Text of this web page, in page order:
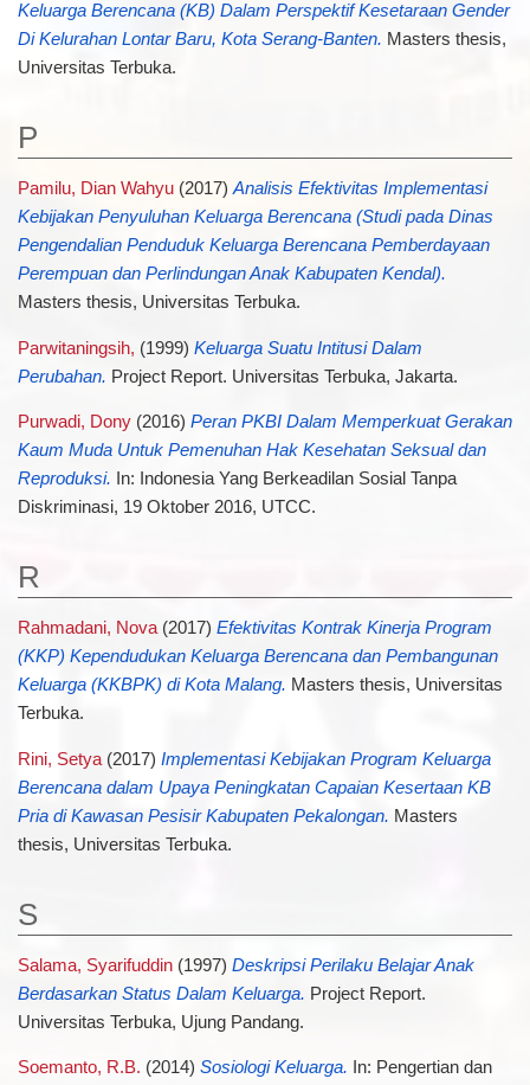
Keluarga Berencana (KB) Dalam Perspektif Kesetaraan Gender
Di Kelurahan Lontar Baru, Kota Serang-Banten. Masters thesis,
Universitas Terbuka.
P
Pamilu, Dian Wahyu(2017) Analisis Efektivitas Implementasi
Kebijakan Penyuluhan Keluarga Berencana (Studi pada Dinas
Pengendalian Penduduk Keluarga Berencana Pemberdayaan
Perempuan dan Perlindungan Anak Kabupaten Kendal).
Masters thesis, Universitas Terbuka.
Parwitaningsih, (1999) Keluarga Suatu Intitusi Dalam
Perubahan. Project Report. Universitas Terbuka, Jakarta.
Purwadi, Dony(2016) Peran PKBI Dalam Memperkuat Gerakan
Kaum Muda Untuk Pemenuhan Hak Kesehatan Seksual dan
Reproduksi. In: Indonesia Yang Berkeadilan Sosial Tanpa
Diskriminasi, 19 Oktober 2016, UTCC.
R
Rahmadani, Nova(2017) Efektivitas Kontrak Kinerja Program
(KKP) Kependudukan Keluarga Berencana dan Pembangunan
Keluarga (KKBPK) di Kota Malang. Masters thesis, Universitas
Terbuka.
Rini, Setya(2017) Implementasi Kebijakan Program Keluarga
Berencana dalam Upaya Peningkatan Capaian Kesertaan KB
Pria di Kawasan Pesisir Kabupaten Pekalongan. Masters
thesis, Universitas Terbuka.
S
Salama, Syarifuddin(1997) Deskripsi Perilaku Belajar Anak
Berdasarkan Status Dalam Keluarga. Project Report.
Universitas Terbuka, Ujung Pandang.
Soemanto, R.B. (2014) Sosiologi Keluarga. In: Pengertian dan